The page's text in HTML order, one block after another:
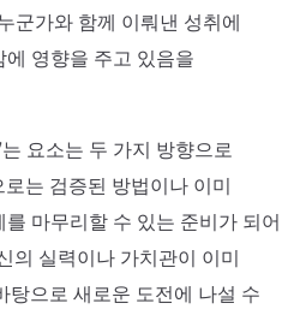
군가와 함께 이뤄낸 성취에
영향을 주고 있음을
요소는 두 가지 방향으로
는 검증된 방법이나 이미
마무리할 수 있는 준비가 되어
의 실력이나 가치관이 이미
탕으로 새로운 도전에 나설 수